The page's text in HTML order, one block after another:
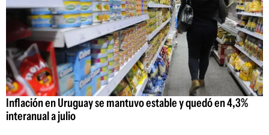
Inflación en Uruguay se mantuvo estable y quedó en 4,3%
interanual a julio